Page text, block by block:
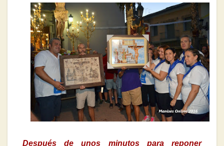
Después de unos minutos para reponer